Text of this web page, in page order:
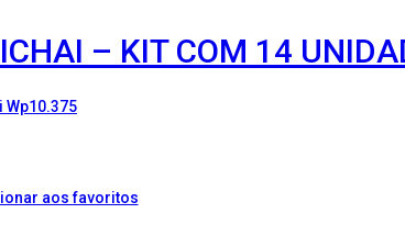
– KIT COM 14
Wp10.375
aos favoritos